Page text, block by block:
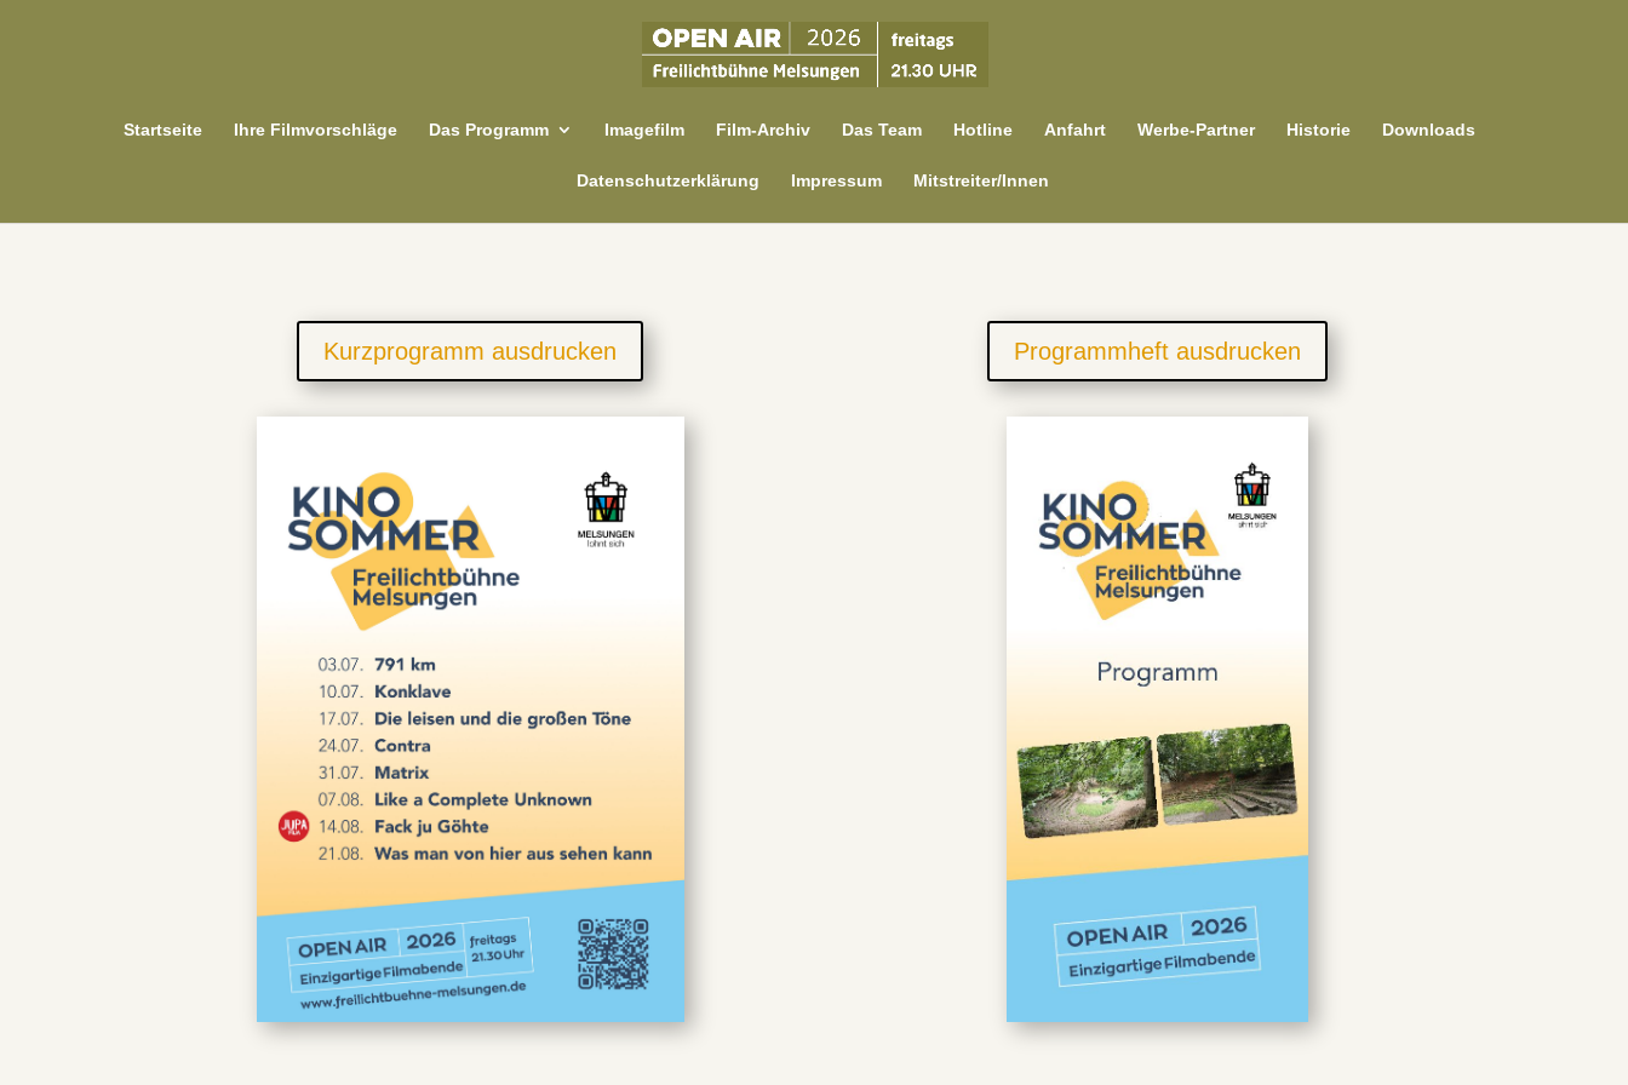
Startseite Ihre Filmvorschläge Das Programm Imagefilm Film-Archiv Das Team Hotline Anfahrt Werbe-Partner Historie Downloads
Datenschutzerklärung Impressum Mitstreiter/Innen
Kurzprogramm ausdrucken Programmheft ausdrucken